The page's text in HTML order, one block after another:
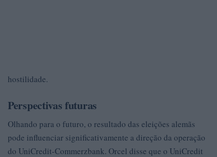
hostilidade.
Perspectivas futuras
Olhando para o futuro, o resultado das eleições alemãs
pode influenciar significativamente a direção da operação
do UniCredit-Commerzbank. Orcel disse que o UniCredit